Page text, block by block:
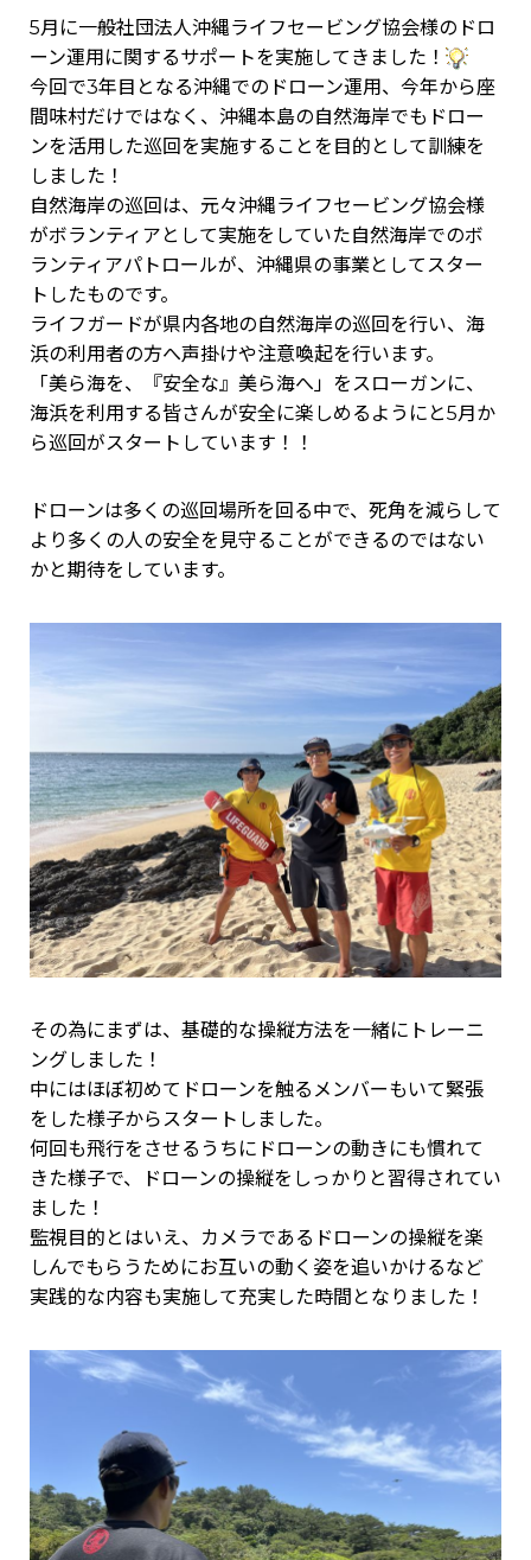
5月に一般社団法人沖縄ライフセービング協会様のドロ
ーン運用に関するサポートを実施してきました！
今回で3年目となる沖縄でのドローン運用、今年から座
間味村だけではなく、沖縄本島の自然海岸でもドロー
ンを活用した巡回を実施することを目的として訓練を
しました！
自然海岸の巡回は、元々沖縄ライフセービング協会様
がボランティアとして実施をしていた自然海岸でのボ
ランティアパトロールが、沖縄県の事業としてスター
トしたものです。
ライフガードが県内各地の自然海岸の巡回を行い、海
浜の利用者の方へ声掛けや注意喚起を行います。
「美ら海を、『安全な』美ら海へ」をスローガンに⁡、
海浜を利用する皆さんが安全に楽しめるようにと5月か
ら巡回がスタートしています！！
ドローンは多くの巡回場所を回る中で、死角を減らして
より多くの人の安全を見守ることができるのではない
かと期待をしています。
その為にまずは、基礎的な操縦方法を一緒にトレーニ
ングしました！
中にはほぼ初めてドローンを触るメンバーもいて緊張
をした様子からスタートしました。
何回も飛行をさせるうちにドローンの動きにも慣れて
きた様子で、ドローンの操縦をしっかりと習得されてい
ました！
監視目的とはいえ、カメラであるドローンの操縦を楽
しんでもらうためにお互いの動く姿を追いかけるなど
実践的な内容も実施して充実した時間となりました！